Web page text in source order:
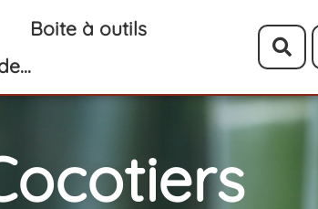
Boite à outils